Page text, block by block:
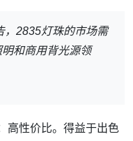
，2835灯珠的市场需
和商用背光源领
高性价比。得益于出色